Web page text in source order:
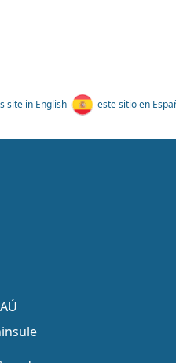
site in English este sitio en